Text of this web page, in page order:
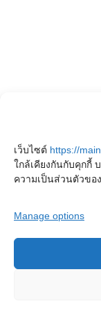
เว็บไซต์ https://
ใกล้เคียงกันกับคุกกี้
ความเป็นส่วนตัวขอ
Manage options